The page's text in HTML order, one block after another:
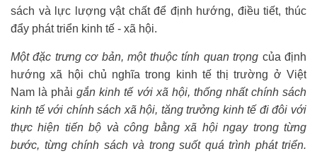
sách và lực lượng vật chất để định hướng, điều tiết, thúc
đẩy phát triển kinh tế - xã hội.
Một đặc trưng cơ bản, một thuộc tính quan trọng của định
hướng xã hội chủ nghĩa trong kinh tế thị trường ở Việt
Nam là phảigắn kinh tế với xã hội, thống nhất chính sách
kinh tế với chính sách xã hội, tăng trưởng kinh tế đi đôi với
thực hiện tiến bộ và công bằng xã hội ngay trong từng
bước, từng chính sách và trong suốt quá trình phát triển.